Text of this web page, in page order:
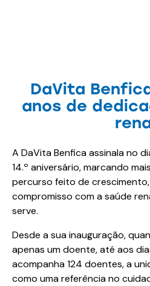
DaVita
anos de
A DaVita Benfica assinala no
14.º aniversário, marcando
percurso feito de
compromisso com a saúde
serve.
Desde a sua inauguração,
apenas um doente, até aos
acompanha 124 doentes, a
como uma referência no